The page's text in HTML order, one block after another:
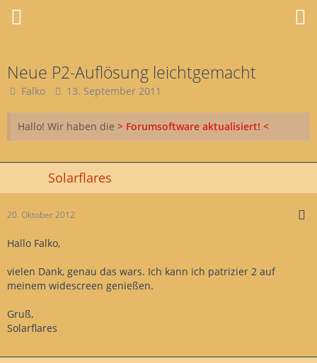
Neue P2-Auflösung leichtgemacht
Falko 13. September 2011
Hallo! Wir haben die > Forumsoftware aktualisiert! <
Solarflares
20. Oktober 2012
Hallo Falko,
vielen Dank, genau das wars. Ich kann ich patrizier 2 auf
meinem widescreen genießen.
Gruß,
Solarflares